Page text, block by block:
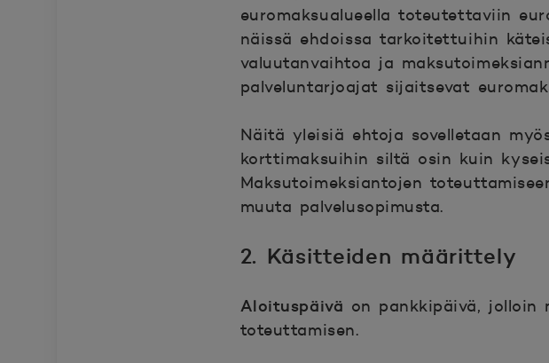
euromaksualueella toteutettaviin
näissä ehdoissa tarkoitettuihin
valuutanvaihtoa ja
palveluntarjoajat sijaitsevat
Näitä yleisiä ehtoja sovelletaan
korttimaksuihin siltä osin kuin
Maksutoimeksiantojen
muuta palvelusopimusta.
2. Käsitteiden määrittely
Aloituspäivä on pankkipäivä, jolloin
toteuttamisen.